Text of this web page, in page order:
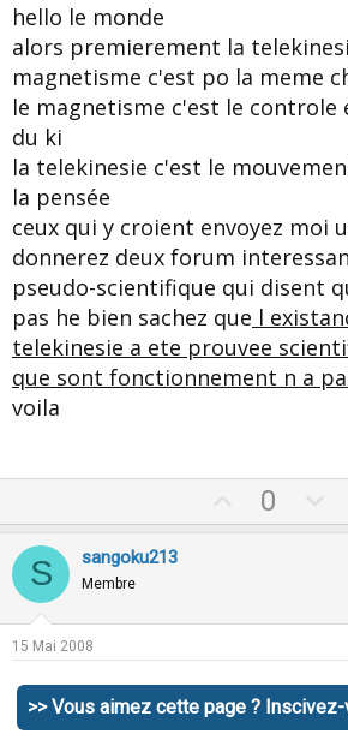
hello le monde
alors premierement la
magnetisme c'est po la meme
le magnetisme c'est le controle
du ki
la telekinesie c'est le
la pensée
ceux qui y croient envoyez moi
donnerez deux forum
pseudo-scientifique qui disent
pas he bien sachez que l
telekinesie a ete prouvee
que sont fonctionnement n a
voila
p
t
0
o
v
e
S sangoku213
Membre
15 Mai 2008
salut je suis nouveau je
voudrai savoir si je fait bien
>> Vous aimez cette page ?